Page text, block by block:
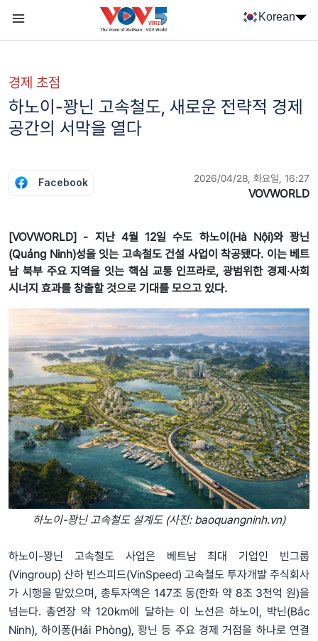
Korean
경제 초점
하노이-꽝닌 고속철도, 새로운 전략적 경제
공간의 서막을 열다
Facebook 2026/04/28, 화요일, 16:27
VOVWORLD
[VOVWORLD] - 지난 4월 12일 수도 하노이(Hà Nội)와 꽝닌
(Quảng Ninh)성을 잇는 고속철도 건설 사업이 착공됐다. 이는 베트
남 북부 주요 지역을 잇는 핵심 교통 인프라로, 광범위한 경제‧사회
시너지 효과를 창출할 것으로 기대를 모으고 있다.
하노이-꽝닌 고속철도 설계도 (사진: baoquangninh.vn)
하노이-꽝닌 고속철도 사업은 베트남 최대 기업인 빈그룹
(Vingroup) 산하 빈스피드(VinSpeed) 고속철도 투자개발 주식회사
가 시행을 맡았으며, 총투자액은 147조 동(한화 약 8조 3천억 원)을
넘는다. 총연장 약 120km에 달하는 이 노선은 하노이, 박닌(Bắc
Ninh), 하이퐁(Hải Phòng), 꽝닌 등 주요 경제 거점을 하나로 연결